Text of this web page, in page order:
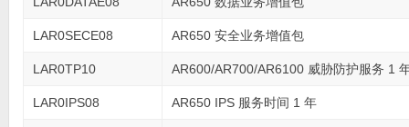
LAR0SECE08 AR650 安全业务增值包
LAR0TP10 AR600/AR700/AR6100 威胁防护服务 1
LAR0IPS08 AR650 IPS 服务时间 1 年